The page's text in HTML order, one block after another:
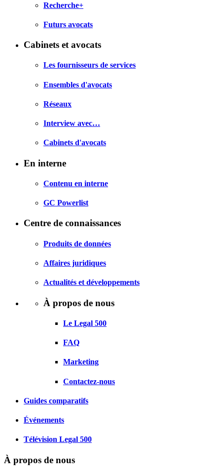
Recherche+
Futurs avocats
Cabinets et avocats
Les fournisseurs de services
Ensembles d'avocats
Réseaux
Interview avec…
Cabinets d'avocats
En interne
Contenu en interne
GC Powerlist
Centre de connaissances
Produits de données
Affaires juridiques
Actualités et développements
À propos de nous
Le Legal 500
FAQ
Marketing
Contactez-nous
Guides comparatifs
Événements
Télévision Legal 500
À propos de nous